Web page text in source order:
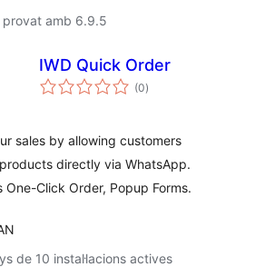
provat amb 6.9.5
IWD Quick Order
(0puntuacions
totals
)
sales by allowing customers
directly via WhatsApp.
One-Click Order, Popup Forms.
de 10 instal·lacions actives